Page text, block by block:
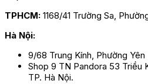
TPHCM: 1168/41 Trường Sa,
Hà Nội:
9/68 Trung Kính, Phường Yên
Shop 9 TN Pandora 53 Triều
TP. Hà Nội.